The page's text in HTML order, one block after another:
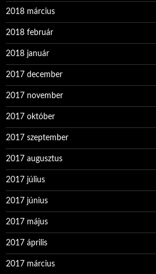
2018 március
2018 február
2018 január
2017 december
2017 november
2017 október
2017 szeptember
2017 augusztus
2017 július
2017 június
2017 május
2017 április
2017 március